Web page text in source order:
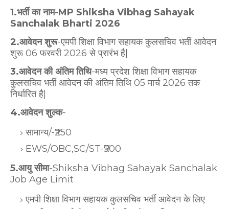
1.भर्ती का नाम-MP Shiksha Vibhag Sahayak
Sanchalak Bharti 2026
2.आवेदनशुरू-एमपी शिक्षा विभाग सहायक कुलसचिव भर्ती आवेदन
शुरू 06 फरवरी 2026 से प्रारंभ है|
3.आवेदन की अंतिम तिथि-मध्य प्रदेश शिक्षा विभाग सहायक
कुलसचिव भर्ती आवेदन की अंतिम तिथि 05 मार्च 2026 तक
निर्धारित है|
4.आवेदन शुल्क-
सामान्य/-₹250
EWS/OBC,SC/ST-₹500
5.आयु सीमा-Shiksha Vibhag Sahayak Sanchalak
Job Age Limit
एमपी शिक्षा विभाग सहायक कुलसचिव भर्ती आवेदन के लिए